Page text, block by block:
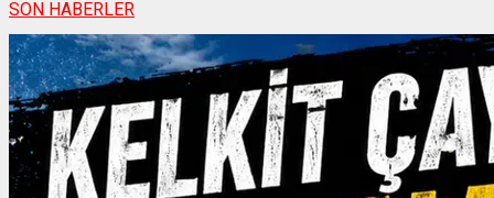
SON HABERLER